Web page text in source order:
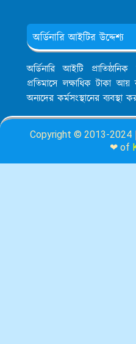
অর্ডিনারি আইটির উদ্দেশ্য
অর্ডিনারি আইটি
প্রতিমাসে লক্ষাধিক টাকা
অন্যদের কর্মসংস্থানের ব্যবস্থা
Copyright © 2013-2024
❤ of